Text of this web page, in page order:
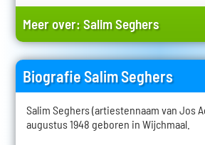
Meer over:Salim Seghers
Biografie Salim Seghers
Salim Seghers (artiestennaam van Jos
augustus 1948 geboren in Wijchmaal.